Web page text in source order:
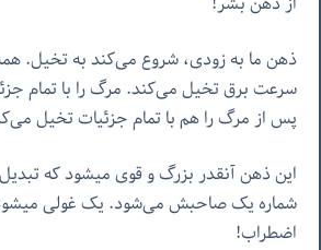
ذهن ما به زودی، شروع می‌کند به تخیل.
سرعت برق تخیل می‌کند. مرگ را با تمام
پس از مرگ را هم با تمام جزئیات تخیل
این ذهن آنقدر بزرگ ‌و قوی میشود که
شماره یک صاحبش می‌شود. یک غولی
اضطراب!